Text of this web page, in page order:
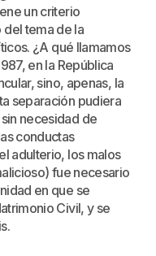
un criterio
tema de la
¿A qué llamamos
en la República
sino, apenas, la
separación pudiera
necesidad de
conductas
adulterio, los malos
fue necesario
en que se
Civil, y se